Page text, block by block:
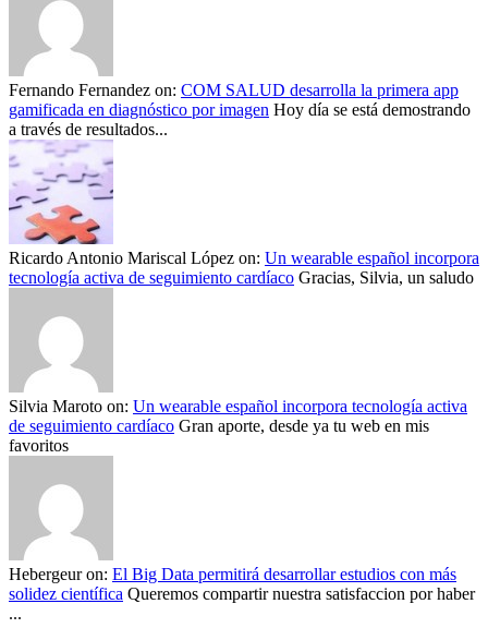
Fernando Fernandez on: COM SALUD desarrolla la primera app
gamificada en diagnóstico por imagen Hoy día se está demostrando
a través de resultados...
Ricardo Antonio Mariscal López on: Un wearable español incorpora
tecnología activa de seguimiento cardíaco Gracias, Silvia, un saludo
Silvia Maroto on: Un wearable español incorpora tecnología activa
de seguimiento cardíaco Gran aporte, desde ya tu web en mis
favoritos
Hebergeuron: El Big Data permitirá desarrollar estudios con más
solidez científica Queremos compartir nuestra satisfaccion por haber
...